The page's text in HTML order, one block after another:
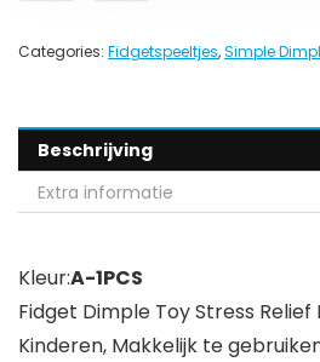
Categories: Fidgetspeeltjes,Simple
Beschrijving
Extra informatie
Kleur:A-1PCS
Fidget Dimple Toy Stress Relief
Kinderen, Makkelijk te